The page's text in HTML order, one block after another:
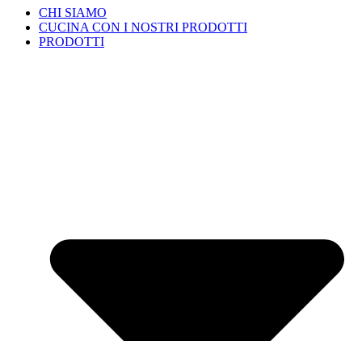
CHI SIAMO
CUCINA CON I NOSTRI PRODOTTI
PRODOTTI